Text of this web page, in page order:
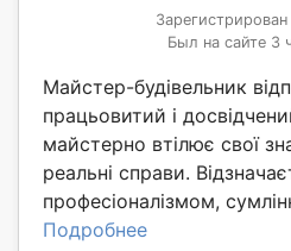
Зарегистрирован
Был на сайте 3
Майстер-будівельник
працьовитий і
майстерно втілює свої
реальні справи.
професіоналізмом,
Подробнее